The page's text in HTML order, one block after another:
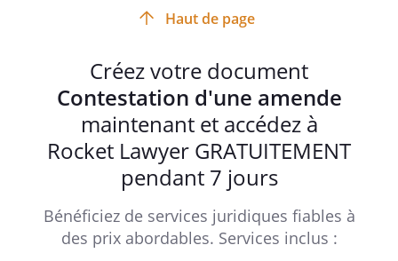
Haut de page
Créez votre document
Contestation d'une amende
maintenant et accédez à
Rocket Lawyer GRATUITEMENT
pendant 7 jours
Bénéficiez de services juridiques fiables à
des prix abordables. Services inclus :